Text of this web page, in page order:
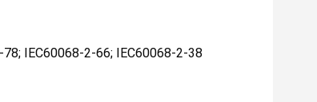
IEC60068-2-66; IEC60068-2-38